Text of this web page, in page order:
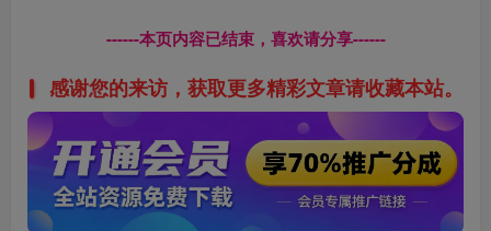
------本页内容已结束，喜欢请分享------
感谢您的来访，获取更多精彩文章请收藏本站。